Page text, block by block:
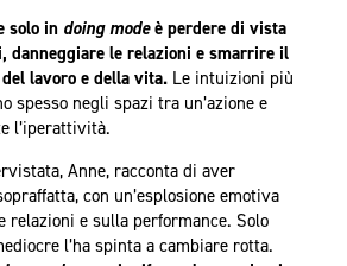
solo in doing modeè perdere di vista
danneggiare le relazioni e smarrire il
lavoro e della vita.Le intuizioni più
spesso negli spazi tra un’azione e
l’iperattività.
Anne, racconta di aver
con un’esplosione emotiva
relazioni e sulla performance. Solo
l’ha spinta a cambiare rotta.